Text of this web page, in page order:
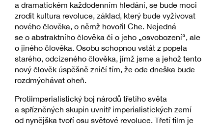
a dramatickém každodenním hledání, se bude moci
zrodit kultura revoluce, základ, který bude vyživovat
nového člověka, o němž hovořil Che. Nejedná
se o abstraktního člověka či o jeho „osvobození“, ale
o jiného člověka. Osobu schopnou vstát z popela
starého, odcizeného člověka, jímž jsme a jehož tento
nový člověk úspěšně zničí tím, že ode dneška bude
rozdmýchávat oheň.
Protiimperialistický boj národů třetího světa
a spřízněných skupin uvnitř imperialistických zemí
od nynějška tvoří osu světové revoluce. Třetí film je